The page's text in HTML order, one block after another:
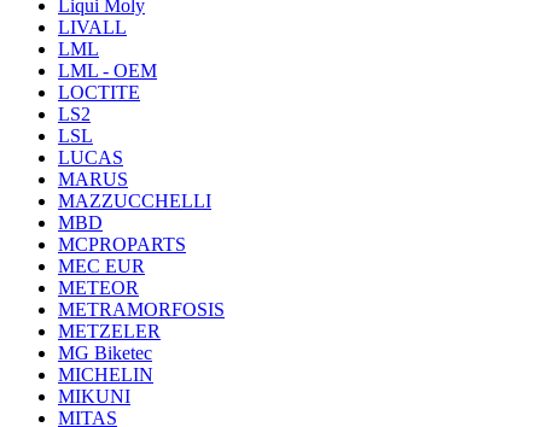
Liqui Moly
LIVALL
LML
LML - OEM
LOCTITE
LS2
LSL
LUCAS
MARUS
MAZZUCCHELLI
MBD
MCPROPARTS
MEC EUR
METEOR
METRAMORFOSIS
METZELER
MG Biketec
MICHELIN
MIKUNI
MITAS